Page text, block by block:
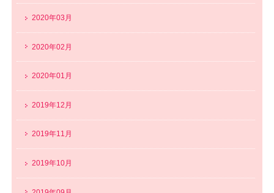
2020年03月
2020年02月
2020年01月
2019年12月
2019年11月
2019年10月